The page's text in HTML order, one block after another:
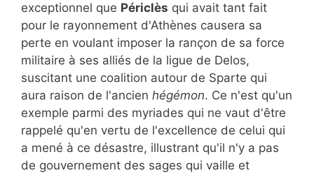
exceptionnel que Périclès qui avait tant fait
pour le rayonnement d'Athènes causera sa
perte en voulant imposer la rançon de sa force
militaire à ses alliés de la ligue de Delos,
suscitant une coalition autour de Sparte qui
aura raison de l'ancien hégémon. Ce n'est qu'un
exemple parmi des myriades qui ne vaut d'être
rappelé qu'en vertu de l'excellence de celui qui
a mené à ce désastre, illustrant qu'il n'y a pas
de gouvernement des sages qui vaille et